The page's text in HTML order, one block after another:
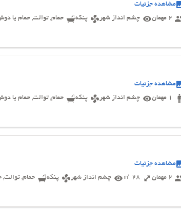
مشاهده جزئیات
2 مهمان
چشم انداز شهر پنکه حمام, توالت, حمام یا
مشاهده جزئیات
1 مهمان
چشم انداز شهر پنکه حمام, توالت, حمام یا
مشاهده جزئیات
2 مهمان
28 ㎡ چشم انداز شهر پنکه حمام,